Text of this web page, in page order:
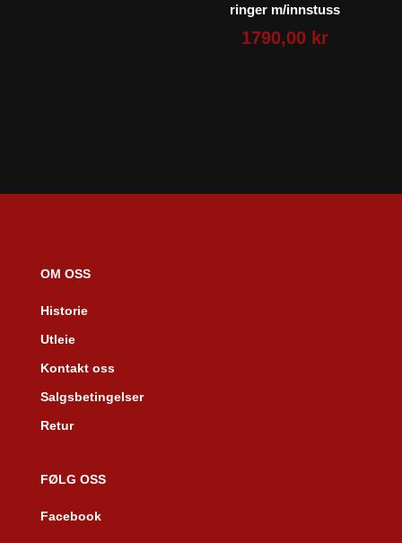
ringer m/innstuss
1790,00 kr
OM OSS
Historie
Utleie
Kontakt oss
Salgsbetingelser
Retur
FØLG OSS
Facebook